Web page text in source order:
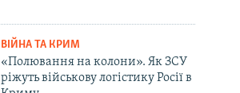
ВІЙНА ТА КРИМ
«Полювання на колони». Як ЗСУ
ріжуть військову логістику Росії в